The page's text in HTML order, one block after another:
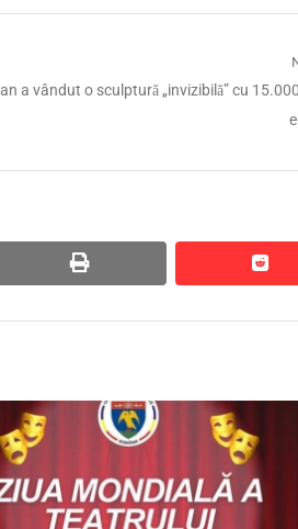
a vândut o sculptură „invizibilă” cu
print